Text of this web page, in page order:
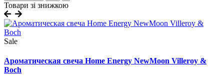
Товари зі знижкою
Sale
Ароматическая свеча Home Energy NewMoon Villeroy &
Boch